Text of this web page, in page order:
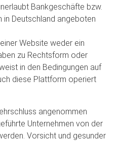
Bankgeschäfte bzw.
in Deutschland angeboten
Website weder ein
zu Rechtsform oder
in den Bedingungen auf
diese Plattform operiert
angenommen
Unternehmen von der
Vorsicht und gesunder